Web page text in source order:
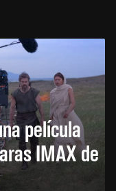
película
IMAX de